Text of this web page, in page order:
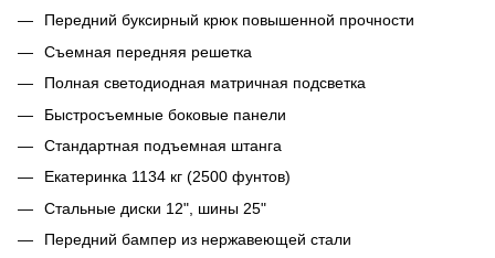
Передний буксирный крюк повышенной прочности
Съемная передняя решетка
Полная светодиодная матричная подсветка
Быстросъемные боковые панели
Стандартная подъемная штанга
Екатеринка 1134 кг (2500 фунтов)
Стальные диски 12", шины 25"
Передний бампер из нержавеющей стали